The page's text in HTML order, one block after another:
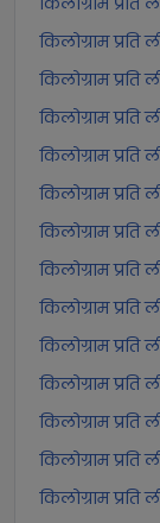
किलोग्राम प्रति
किलोग्राम प्रति
किलोग्राम प्रति
किलोग्राम प्रति
किलोग्राम प्रति
किलोग्राम प्रति
किलोग्राम प्रति
किलोग्राम प्रति
किलोग्राम प्रति
किलोग्राम प्रति
किलोग्राम प्रति
किलोग्राम प्रति
किलोग्राम प्रति